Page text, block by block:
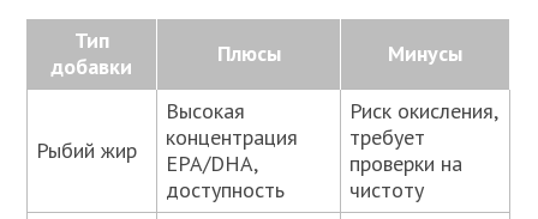
Тип
добавки
Плюсы Минусы
Рыбий жир
Высокая
концентрация
EPA/DHA,
доступность
Риск окисления,
требует
проверки на
чистоту